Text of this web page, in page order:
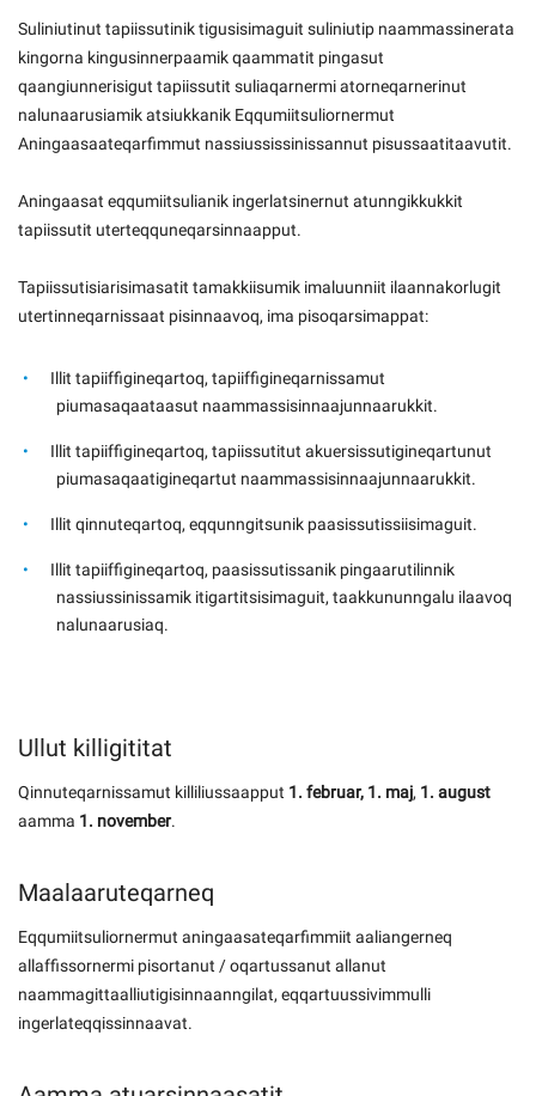
Suliniutinut tapiissutinik tigusisimaguit suliniutip naammassinerata
kingorna kingusinnerpaamik qaammatit pingasut
qaangiunnerisigut tapiissutit suliaqarnermi atorneqarnerinut
nalunaarusiamik atsiukkanik Eqqumiitsuliornermut
Aningaasaateqarfimmut nassiussissinissannut pisussaatitaavutit.
Aningaasat eqqumiitsulianik ingerlatsinernut atunngikkukkit
tapiissutit uterteqquneqarsinnaapput.
Tapiissutisiarisimasatit tamakkiisumik imaluunniit ilaannakorlugit
utertinneqarnissaat pisinnaavoq, ima pisoqarsimappat:
Illit tapiiffigineqartoq, tapiiffigineqarnissamut
piumasaqaataasut naammassisinnaajunnaarukkit.
Illit tapiiffigineqartoq, tapiissutitut akuersissutigineqartunut
piumasaqaatigineqartut naammassisinnaajunnaarukkit.
Illit qinnuteqartoq, eqqunngitsunik paasissutissiisimaguit.
Illit tapiiffigineqartoq, paasissutissanik pingaarutilinnik
nassiussinissamik itigartitsisimaguit, taakkununngalu ilaavoq
nalunaarusiaq.
Ullut killigititat
Qinnuteqarnissamut killiliussaapput 1. februar, 1. maj, 1. august
aamma 1. november.
Maalaaruteqarneq
Eqqumiitsuliornermut aningaasateqarfimmiit aaliangerneq
allaffissornermi pisortanut / oqartussanut allanut
naammagittaalliutigisinnaanngilat, eqqartuussivimmulli
ingerlateqqissinnaavat.